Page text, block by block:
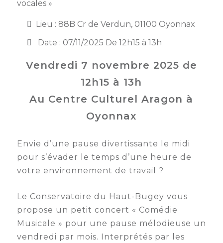
AEPV
Club
managers
AEPV
sportif
entreprises
Semaine
Actualité
membres
Kit
Industrie
Bâtiment
partenaires
privilège
vocales »
Lieu : 88B Cr de Verdun, 01100 Oyonnax
Date : 07/11/2025 De 12h15 à 13h
Vendredi 7 novembre 2025 de
12h15 à 13h
Au Centre Culturel Aragon à
Oyonnax
Envie d’une pause divertissante le midi
pour s’évader le temps d’une heure de
votre environnement de travail ?
Le Conservatoire du Haut-Bugey vous
propose un petit concert « Comédie
Musicale » pour une pause mélodieuse un
vendredi par mois. Interprétés par les